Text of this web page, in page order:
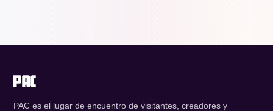
PAC es el lugar de encuentro de visitantes, creadores y